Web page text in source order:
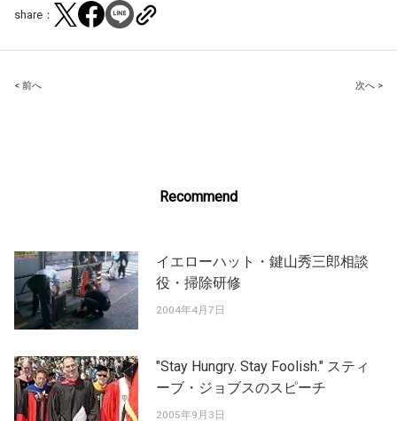
share：
Post
< 前へ 次へ >
Recommend
イエローハット・鍵山秀三郎相談
役・掃除研修
2004年4月7日
"Stay Hungry. Stay Foolish." スティ
ーブ・ジョブスのスピーチ
2005年9月3日